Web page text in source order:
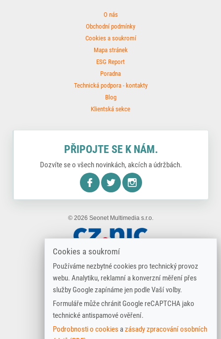
Cookies a soukromí
Používáme nezbytné cookies pro technický provoz
webu. Analytiku, reklamní a konverzní měření přes
služby Google zapínáme jen podle Vaší volby.
Formuláře může chránit Google reCAPTCHA jako
technické antispamové ověření.
Podrobnosti o cookies azásady zpracování osobních
O nás
Obchodní podmínky
Cookies a soukromí
Mapa stránek
ESG Report
Poradna
Technická podpora - kontakty
Blog
Klientská sekce
PŘIPOJTE SE K NÁM.
Dozvíte se o všech novinkách, akcích a údržbách.
© 2026 Seonet Multimedia s.r.o.